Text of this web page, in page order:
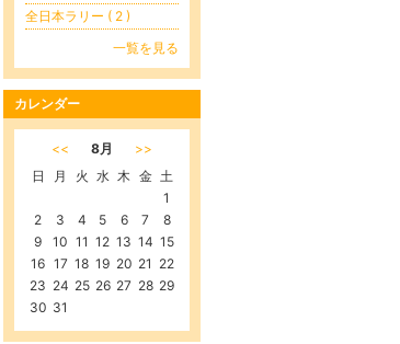
全日本ラリー ( 2 )
一覧を見る
カレンダー
<< 8月
>>
日
月 火 水 木 金 土
1
2
3 4 5 6 7
8
9
10 11 12 13 14 15
16 17 18 19 20 21 22
23 24 25 26 27 28 29
30 31